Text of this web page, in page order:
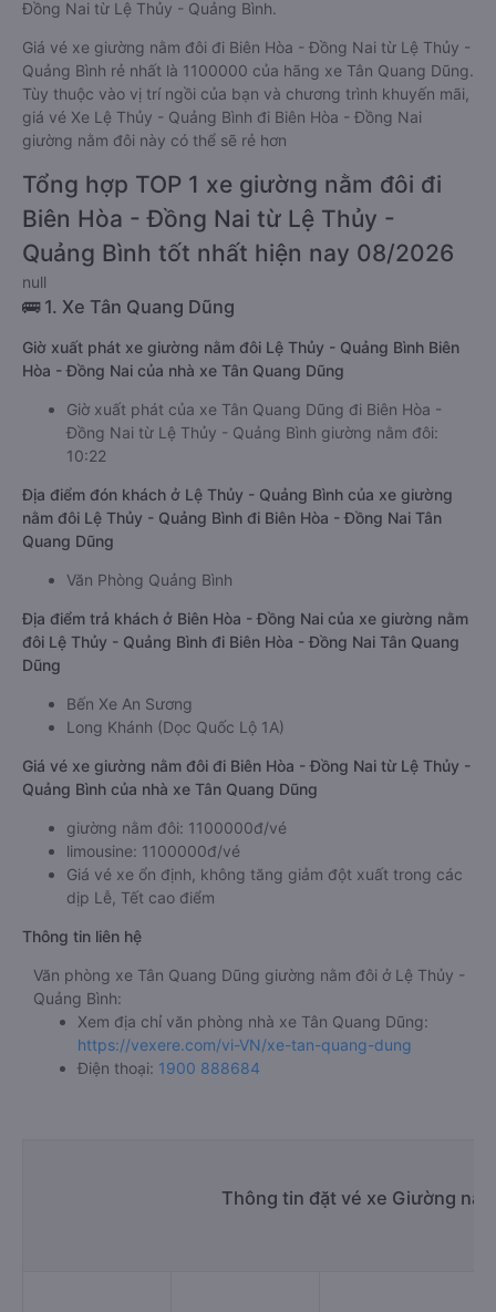
Đồng Nai từ Lệ Thủy - Quảng Bình.
Giá vé xe giường nằm đôi đi Biên Hòa - Đồng Nai từ Lệ Thủy -
Quảng Bình rẻ nhất là 1100000 của hãng xe Tân Quang Dũng.
Tùy thuộc vào vị trí ngồi của bạn và chương trình khuyến mãi,
giá vé Xe Lệ Thủy - Quảng Bình đi Biên Hòa - Đồng Nai
giường nằm đôi này có thể sẽ rẻ hơn
Tổng hợp TOP 1 xe giường nằm đôi đi
Biên Hòa - Đồng Nai từ Lệ Thủy -
Quảng Bình tốt nhất hiện nay 08/2026
null
🚌 1. Xe Tân Quang Dũng
Giờ xuất phát xe giường nằm đôi Lệ Thủy - Quảng Bình Biên
Hòa - Đồng Nai của nhà xe Tân Quang Dũng
Giờ xuất phát của xe Tân Quang Dũng đi Biên Hòa -
Đồng Nai từ Lệ Thủy - Quảng Bình giường nằm đôi:
10:22
Địa điểm đón khách ở Lệ Thủy - Quảng Bình của xe giường
nằm đôi Lệ Thủy - Quảng Bình đi Biên Hòa - Đồng Nai Tân
Quang Dũng
Văn Phòng Quảng Bình
Địa điểm trả khách ở Biên Hòa - Đồng Nai của xe giường nằm
đôi Lệ Thủy - Quảng Bình đi Biên Hòa - Đồng Nai Tân Quang
Dũng
Bến Xe An Sương
Long Khánh (Dọc Quốc Lộ 1A)
Giá vé xe giường nằm đôi đi Biên Hòa - Đồng Nai từ Lệ Thủy -
Quảng Bình của nhà xe Tân Quang Dũng
giường nằm đôi: 1100000đ/vé
limousine: 1100000đ/vé
Giá vé xe ổn định, không tăng giảm đột xuất trong các
dịp Lễ, Tết cao điểm
Thông tin liên hệ
Văn phòng xe Tân Quang Dũng giường nằm đôi ở Lệ Thủy -
Quảng Bình:
Xem địa chỉ văn phòng nhà xe Tân Quang Dũng:
https://vexere.com/vi-VN/xe-tan-quang-dung
Điện thoại: 1900 888684
Thông tin đặt vé xe Giường